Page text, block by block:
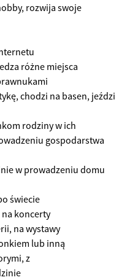
rozwija swoje
różne miejsca
chodzi na basen, jeździ
rodziny w ich
gospodarstwa
w prowadzeniu domu
świecie
koncerty
na wystawy
lub inną
z